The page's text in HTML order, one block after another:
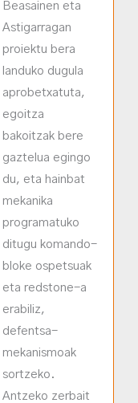
Beasainen eta
Astigarragan
proiektu bera
landuko dugula
aprobetxatuta,
egoitza
bakoitzak bere
gaztelua egingo
du, eta hainbat
mekanika
programatuko
ditugu komando-
bloke ospetsuak
eta redstone-a
erabiliz,
defentsa-
mekanismoak
sortzeko.
Antzeko zerbait